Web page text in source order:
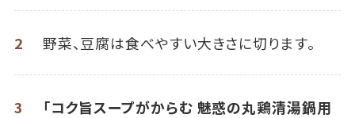
2 野菜、豆腐は食べやすい大きさに切ります。
3
「コク旨スープがからむ 魅惑の丸鶏清湯鍋用